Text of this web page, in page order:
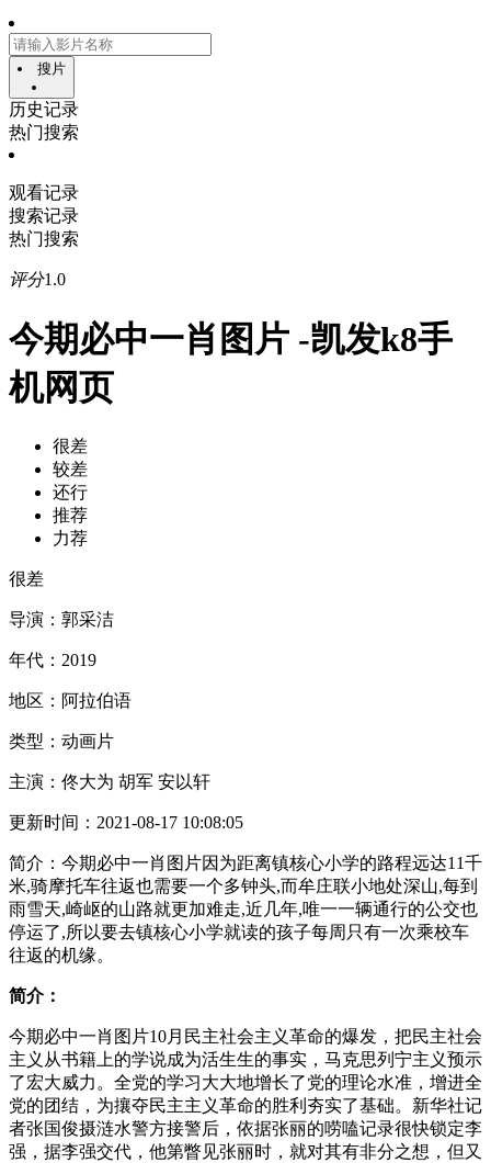
搜片
历史记录
热门搜索
观看记录
搜索记录
热门搜索
评分1.0
今期必中一肖图片 -凯发k8手
机网页
很差
较差
还行
推荐
力荐
很差
导演： 郭采洁
年代： 2019
地区： 阿拉伯语
类型： 动画片
主演： 佟大为 胡军 安以轩
更新时间： 2021-08-17 10:08:05
简介： 今期必中一肖图片因为距离镇核心小学的路程远达11千
米,骑摩托车往返也需要一个多钟头,而牟庄联小地处深山,每到
雨雪天,崎岖的山路就更加难走,近几年,唯一一辆通行的公交也
停运了,所以要去镇核心小学就读的孩子每周只有一次乘校车
往返的机缘。
简介：
今期必中一肖图片10月民主社会主义革命的爆发，把民主社会
主义从书籍上的学说成为活生生的事实，马克思列宁主义预示
了宏大威力。全党的学习大大地增长了党的理论水准，增进全
党的团结，为攘夺民主主义革命的胜利夯实了基础。新华社记
者张国俊摄涟水警方接警后，依据张丽的唠嗑记录很快锁定李
强，据李强交代，他第瞥见张丽时，就对其有非分之想，但又